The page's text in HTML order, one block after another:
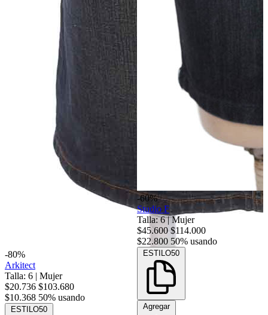
-80%
Arkitect
Talla: 6 | Mujer
$20.736 $103.680
$10.368 50% usando
ESTILO50
-60%
Studio F
Talla: 6|Mujer
$45.600 $114.000
$22.800 50% usando
ESTILO50
Agregar